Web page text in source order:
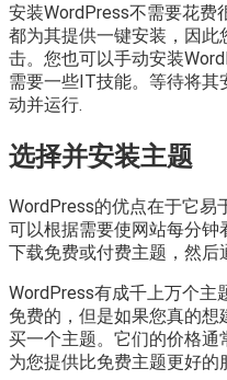
安装WordPress不需要花费
都为其提供一键安装，因
击。您也可以手动安装
需要一些IT技能。等待将其
动并运行.
选择并安装主题
WordPress的优点在于它易
可以根据需要使网站每分
下载免费或付费主题，然后
WordPress有成千上万个主
免费的，但是如果您真的
买一个主题。它们的价格通
为您提供比免费主题更好的